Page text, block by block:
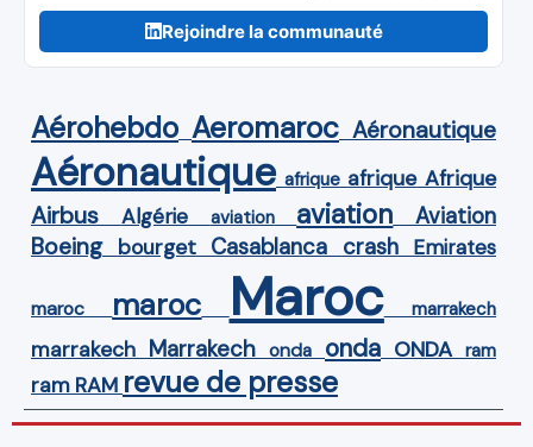
Rejoindre la communauté
Aérohebdo Aeromaroc Aéronautique
Aéronautique afrique afrique Afrique
Airbus Algérie aviation aviation Aviation
Boeing bourget Casablanca crash Emirates
maroc maroc Maroc marrakech
marrakech Marrakech onda onda ONDA ram
ram RAM revue de presse